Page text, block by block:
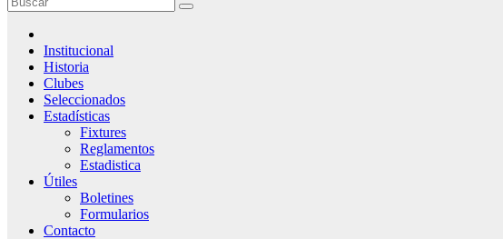
Institucional
Historia
Clubes
Seleccionados
Estadísticas
Fixtures
Reglamentos
Estadistica
Útiles
Boletines
Formularios
Contacto